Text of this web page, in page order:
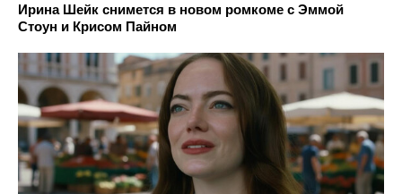
Ирина Шейк снимется в новом ромкоме с Эммой
Стоун и Крисом Пайном